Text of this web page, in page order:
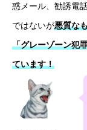
惑メール、勧誘電
ではないが悪質な
「グレーゾーン犯
ています！